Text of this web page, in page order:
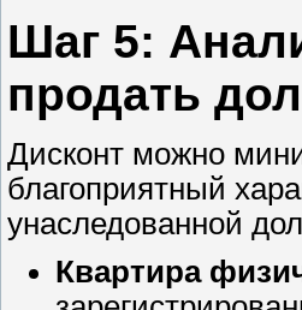
Шаг 5:
продать
Дисконт можно
благоприятный
унаследованной
Квартира